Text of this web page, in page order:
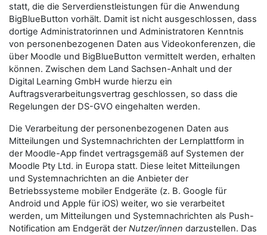
statt, die die Serverdienstleistungen für die Anwendung
BigBlueButton vorhält. Damit ist nicht ausgeschlossen, dass
dortige Administratorinnen und Administratoren Kenntnis
von personenbezogenen Daten aus Videokonferenzen, die
über Moodle und BigBlueButton vermittelt werden, erhalten
können. Zwischen dem Land Sachsen-Anhalt und der
Digital Learning GmbH wurde hierzu ein
Auftragsverarbeitungsvertrag geschlossen, so dass die
Regelungen der DS-GVO eingehalten werden.
Die Verarbeitung der personenbezogenen Daten aus
Mitteilungen und Systemnachrichten der Lernplattform in
der Moodle-App findet vertragsgemäß auf Systemen der
Moodle Pty Ltd. in Europa statt. Diese leitet Mitteilungen
und Systemnachrichten an die Anbieter der
Betriebssysteme mobiler Endgeräte (z. B. Google für
Android und Apple für iOS) weiter, wo sie verarbeitet
werden, um Mitteilungen und Systemnachrichten als Push-
Notification am Endgerät derNutzer/innen darzustellen. Das